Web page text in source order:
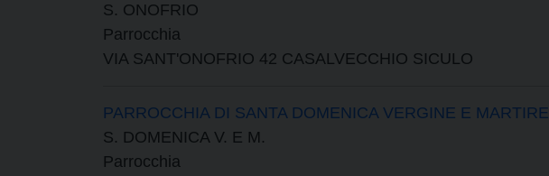
S. ONOFRIO
Parrocchia
VIA SANT'ONOFRIO 42 CASALVECCHIO SICULO
PARROCCHIA DI SANTA DOMENICA VERGINE E MARTIRE
S. DOMENICA V. E M.
Parrocchia